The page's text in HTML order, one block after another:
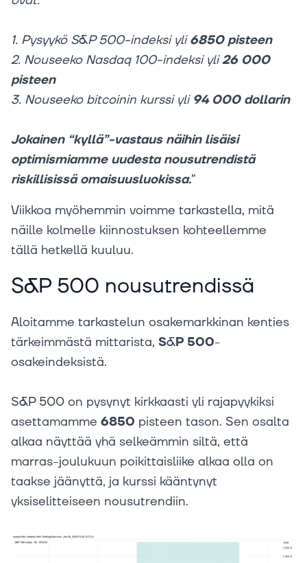
1. Pysyykö S&P 500-indeksi yli 6850 pisteen
2. Nouseeko Nasdaq 100-indeksi yli 26 000
pisteen
3. Nouseeko bitcoinin kurssi yli 94 000 dollarin
Jokainen “kyllä”-vastaus näihin lisäisi
optimismiamme uudesta nousutrendistä
riskillisissä omaisuusluokissa.”
Viikkoa myöhemmin voimme tarkastella, mitä
näille kolmelle kiinnostuksen kohteellemme
tällä hetkellä kuuluu.
S&P 500 nousutrendissä
Aloitamme tarkastelun osakemarkkinan kenties
tärkeimmästä mittarista, S&P 500-
osakeindeksistä.
S&P 500 on pysynyt kirkkaasti yli rajapyykiksi
asettamamme 6850 pisteen tason. Sen osalta
alkaa näyttää yhä selkeämmin siltä, että
marras-joulukuun poikittaisliike alkaa olla on
taakse jäänyttä, ja kurssi kääntynyt
yksiselitteiseen nousutrendiin.